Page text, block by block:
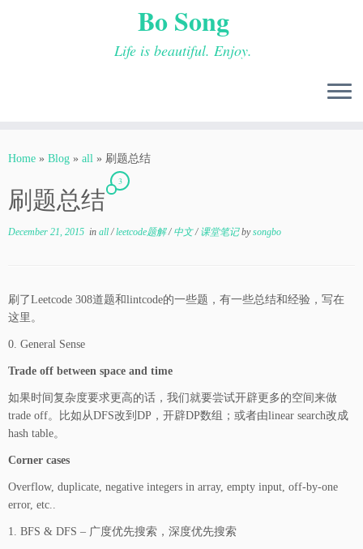
Bo Song
Life is beautiful. Enjoy.
Home » Blog » all » 刷题总结
刷题总结
3
December 21, 2015 in all/leetcode题解/ 中文/ 课堂笔记bysongbo
刷了Leetcode 308道题和lintcode的一些题，有一些总结和经验，写在
这里。
0. General Sense
Trade off between space and time
如果时间复杂度要求更高的话，我们就要尝试开辟更多的空间来做
trade off。比如从DFS改到DP，开辟DP数组；或者由linear search改成
hash table。
Corner cases
Overflow, duplicate, negative integers in array, empty input, off-by-one
error, etc..
1. BFS & DFS – 广度优先搜索，深度优先搜索